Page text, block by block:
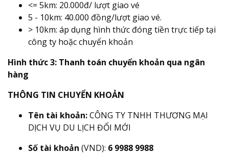
<= 5km: 20.000đ/ lượt giao vé
5 - 10km: 40.000 đồng/lượt giao vé.
> 10km: áp dụng hình thức đóng tiền trực tiếp tại
công ty hoặc chuyển khoản
Hình thức 3: Thanh toán chuyển khoản qua ngân
hàng
THÔNG TIN CHUYỂN KHOẢN
Tên tài khoản:CÔNG TY TNHH THƯƠNG MẠI
DỊCH VỤ DU LỊCH ĐỔI MỚI
Số tài khoản (VND): 6 9988 9988